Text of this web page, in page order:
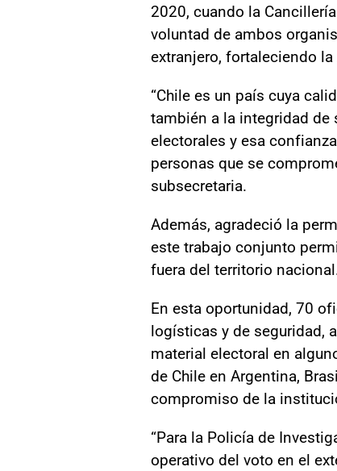
2020, cuando la
voluntad de ambos
extranjero, fortaleciendo
“Chile es un país cuya
también a la integridad de
electorales y esa
personas que se
subsecretaria.
Además, agradeció la
este trabajo conjunto
fuera del territorio
En esta oportunidad, 70
logísticas y de seguridad,
material electoral en
de Chile en Argentina,
compromiso de la
“Para la Policía de
operativo del voto en el